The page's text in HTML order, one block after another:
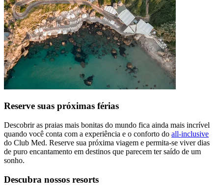
Reserve suas próximas férias
Descobrir as praias mais bonitas do mundo fica ainda mais incrível
quando você conta com a experiência e o conforto do all-inclusive
do Club Med. Reserve sua próxima viagem e permita-se viver dias
de puro encantamento em destinos que parecem ter saído de um
sonho.
Descubra nossos resorts